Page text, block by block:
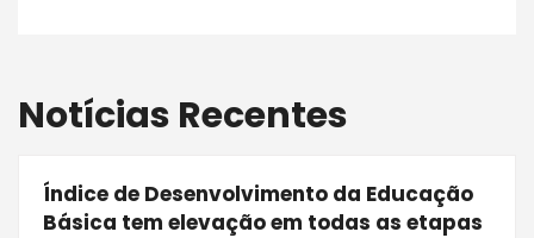
Notícias Recentes
Índice de Desenvolvimento da Educação
Básica tem elevação em todas as etapas